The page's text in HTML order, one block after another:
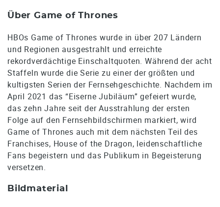
Über Game of Thrones
HBOs Game of Thrones wurde in über 207 Ländern
und Regionen ausgestrahlt und erreichte
rekordverdächtige Einschaltquoten. Während der acht
Staffeln wurde die Serie zu einer der größten und
kultigsten Serien der Fernsehgeschichte. Nachdem im
April 2021 das “Eiserne Jubiläum” gefeiert wurde,
das zehn Jahre seit der Ausstrahlung der ersten
Folge auf den Fernsehbildschirmen markiert, wird
Game of Thrones auch mit dem nächsten Teil des
Franchises, House of the Dragon, leidenschaftliche
Fans begeistern und das Publikum in Begeisterung
versetzen.
Bildmaterial